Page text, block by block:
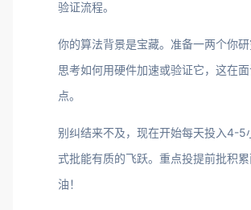
验证流程。
你的算法背景是宝藏。准备一两个你研
思考如何用硬件加速或验证它，这在
点。
别纠结来不及，现在开始每天投入4-5
式批能有质的飞跃。重点投提前批积
油！